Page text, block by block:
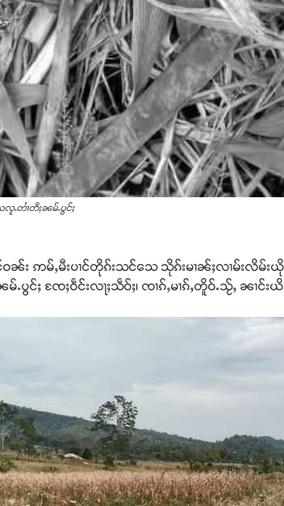
လူႉတၢႆတီႈၼမ်ႉပွင်ႈ
င်ဝၼ်း ဢမ်ႇမီးပၢင်တိုၵ်းသင်သေ သိုၵ်းမၢၼ်ႈလၢမ်းလိမ်း
ပွင်ႈ ၸႄႈဝဵင်းလႃႈသဵဝ်ႈ၊ ၸၢၵ်ႇမၢၵ်ႇတိူဝ်ႉသႂ်ႇ ၼၢင်း